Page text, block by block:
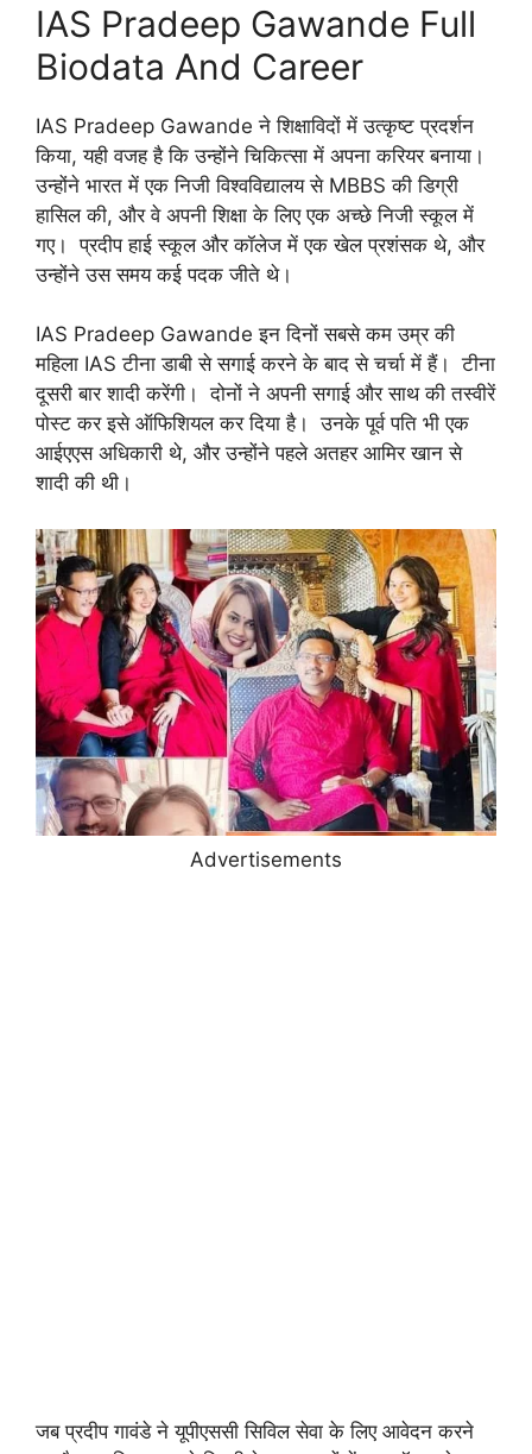
IAS Pradeep Gawande Full
Biodata And Career
IAS Pradeep Gawande ने शिक्षाविदों में उत्कृष्ट प्रदर्शन
किया, यही वजह है कि उन्होंने चिकित्सा में अपना करियर बनाया।
उन्होंने भारत में एक निजी विश्वविद्यालय से MBBS की डिग्री
हासिल की, और वे अपनी शिक्षा के लिए एक अच्छे निजी स्कूल में
गए। प्रदीप हाई स्कूल और कॉलेज में एक खेल प्रशंसक थे, और
उन्होंने उस समय कई पदक जीते थे।
IAS Pradeep Gawande इन दिनों सबसे कम उम्र की
महिला IAS टीना डाबी से सगाई करने के बाद से चर्चा में हैं। टीना
दूसरी बार शादी करेंगी। दोनों ने अपनी सगाई और साथ की तस्वीरें
पोस्ट कर इसे ऑफिशियल कर दिया है। उनके पूर्व पति भी एक
आईएएस अधिकारी थे, और उन्होंने पहले अतहर आमिर खान से
शादी की थी।
Advertisements
जब प्रदीप गावंडे ने यूपीएससी सिविल सेवा के लिए आवेदन करने